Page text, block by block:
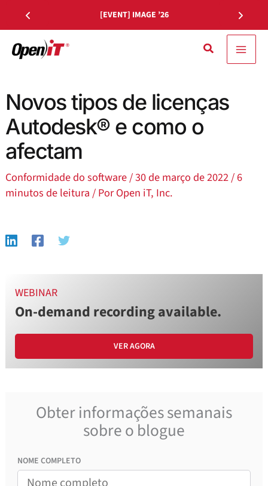
para
conteúdo
[EVENT] IMAGE ’26
Pesquisa
Novos tipos de licenças
Autodesk® e como o
afectam
Conformidade do software/30 de março de 2022/6
minutos de leitura/ PorOpen iT, Inc.
WEBINAR
On-demand recording available.
VER AGORA
Obter informações semanais
sobre o blogue
NOME COMPLETO